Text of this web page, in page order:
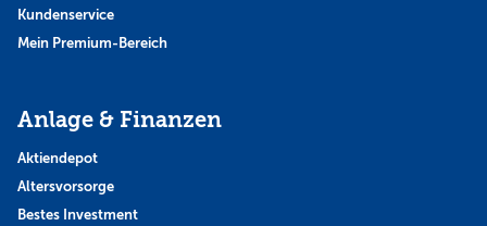
Kundenservice
Mein Premium-Bereich
Anlage & Finanzen
Aktiendepot
Altersvorsorge
Bestes Investment